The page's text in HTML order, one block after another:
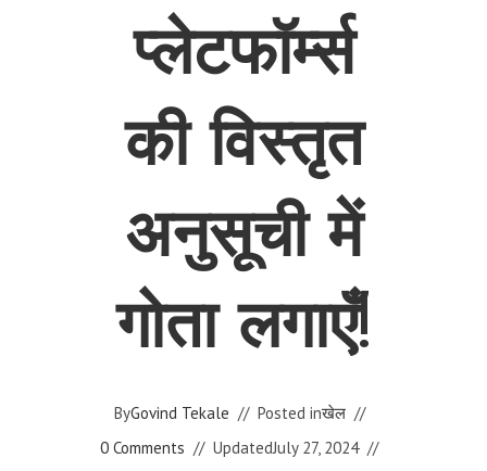
प्लेटफॉर्म्स
की विस्तृत
अनुसूची में
गोता लगाएँ!
ByGovind Tekale Posted inखेल
0 Comments
UpdatedJuly 27, 2024